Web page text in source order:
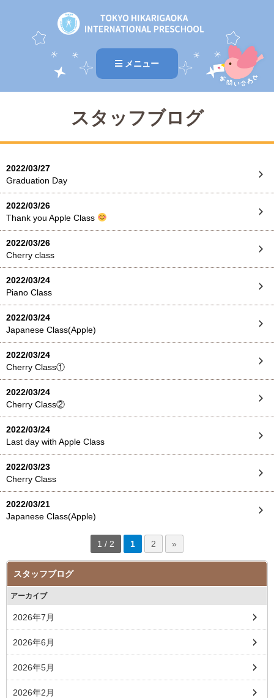
メニュー
スタッフブログ
2022/03/27
Graduation Day
2022/03/26
Thank you Apple Class
2022/03/26
Cherry class
2022/03/24
Piano Class
2022/03/24
Japanese Class(Apple)
2022/03/24
Cherry Class①
2022/03/24
Cherry Class②
2022/03/24
Last day with Apple Class
2022/03/23
Cherry Class
2022/03/21
Japanese Class(Apple)
1 / 2 1 2 »
スタッフブログ
アーカイブ
2026年7月
2026年6月
2026年5月
2026年2月